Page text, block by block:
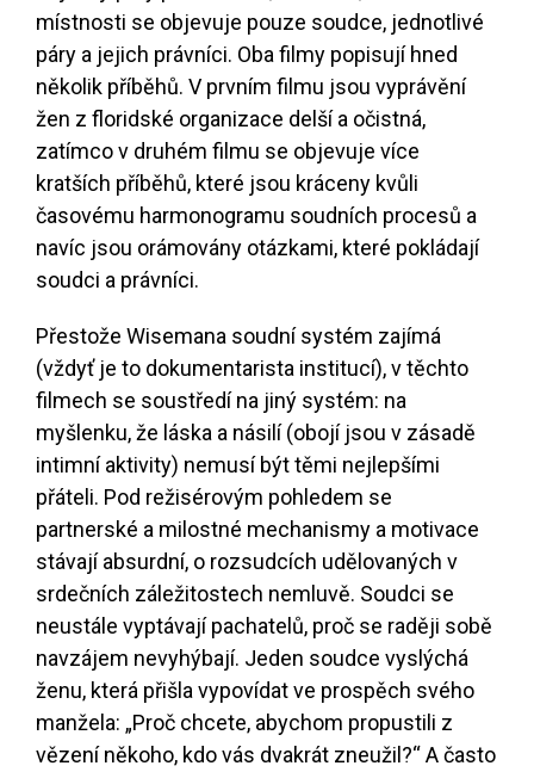
místnosti se objevuje pouze soudce, jednotlivé
páry a jejich právníci. Oba filmy popisují hned
několik příběhů. V prvním filmu jsou vyprávění
žen z floridské organizace delší a očistná,
zatímco v druhém filmu se objevuje více
kratších příběhů, které jsou kráceny kvůli
časovému harmonogramu soudních procesů a
navíc jsou orámovány otázkami, které pokládají
soudci a právníci.
Přestože Wisemana soudní systém zajímá
(vždyť je to dokumentarista institucí), v těchto
filmech se soustředí na jiný systém: na
myšlenku, že láska a násilí (obojí jsou v zásadě
intimní aktivity) nemusí být těmi nejlepšími
přáteli. Pod režisérovým pohledem se
partnerské a milostné mechanismy a motivace
stávají absurdní, o rozsudcích udělovaných v
srdečních záležitostech nemluvě. Soudci se
neustále vyptávají pachatelů, proč se raději sobě
navzájem nevyhýbají. Jeden soudce vyslýchá
ženu, která přišla vypovídat ve prospěch svého
manžela: „Proč chcete, abychom propustili z
vězení někoho, kdo vás dvakrát zneužil?“ A často